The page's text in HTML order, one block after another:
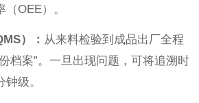
OEE）。
）： 从来料检验到成品出厂全程
档案”。一旦出现问题，可将追溯时
级。